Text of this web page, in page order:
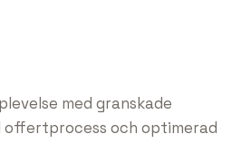
med granskade
offertprocess och optimerad